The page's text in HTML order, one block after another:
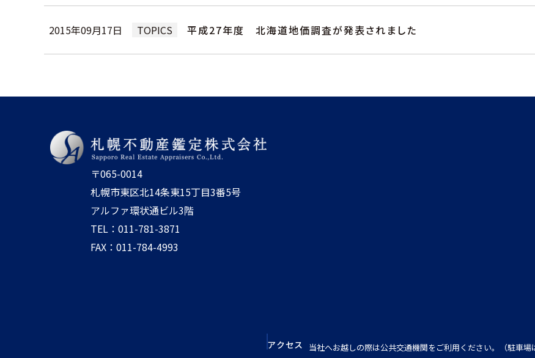
2015年09月17日 TOPICS 平成27年度 北海道地価調査が発表されました
〒065-0014
札幌市東区北14条東15丁目3番5号
アルファ環状通ビル3階
TEL：011-781-3871
FAX：011-784-4993
アクセス 当社へお越しの際は公共交通機関をご利用ください。（駐車場